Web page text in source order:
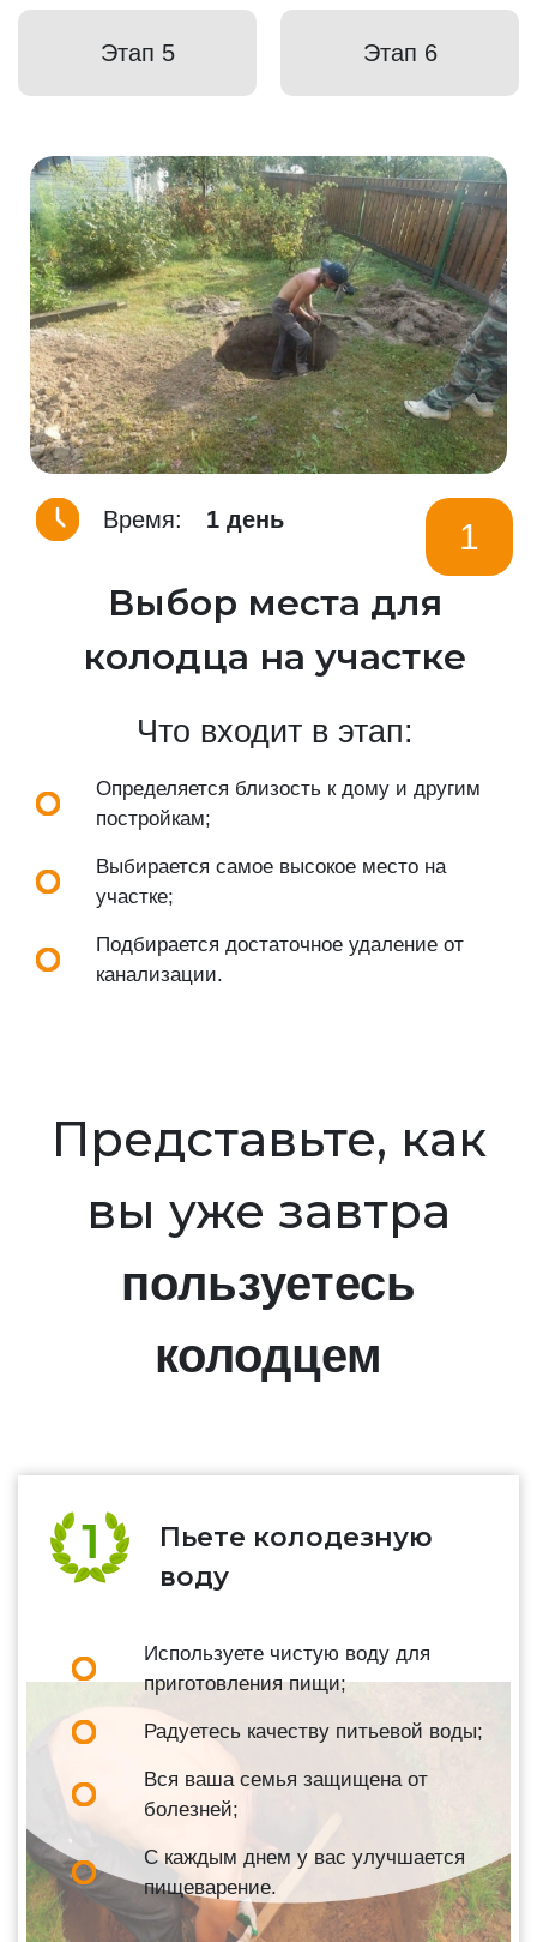
Этап 5 Этап 6
Время: 1 день 1
Выбор места для
колодца на участке
Что входит в этап:
Определяется близость к дому и другим
постройкам;
Выбирается самое высокое место на
участке;
Подбирается достаточное удаление от
канализации.
Представьте, как
вы уже завтра
пользуетесь
колодцем
Пьете колодезную
воду
Используете чистую воду для
приготовления пищи;
Радуетесь качеству питьевой воды;
Вся ваша семья защищена от
болезней;
С каждым днем у вас улучшается
пищеварение.